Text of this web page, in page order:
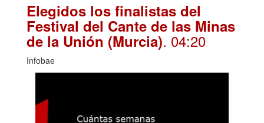
Elegidos los finalistas del
Festival del Cante de las Minas
de la Unión (Murcia). 04:20
Infobae